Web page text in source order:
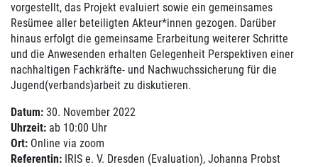
vorgestellt, das Projekt evaluiert sowie ein gemeinsames
Resümee aller beteiligten Akteur*innen gezogen. Darüber
hinaus erfolgt die gemeinsame Erarbeitung weiterer Schritte
und die Anwesenden erhalten Gelegenheit Perspektiven einer
nachhaltigen Fachkräfte- und Nachwuchssicherung für die
Jugend(verbands)arbeit zu diskutieren.
Datum: 30. November 2022
Uhrzeit: ab 10:00 Uhr
Ort: Online via zoom
Referentin: IRIS e. V. Dresden (Evaluation), Johanna Probst